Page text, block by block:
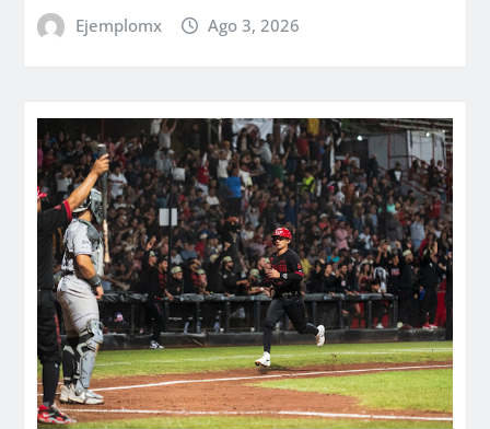
Ejemplomx Ago 3, 2026